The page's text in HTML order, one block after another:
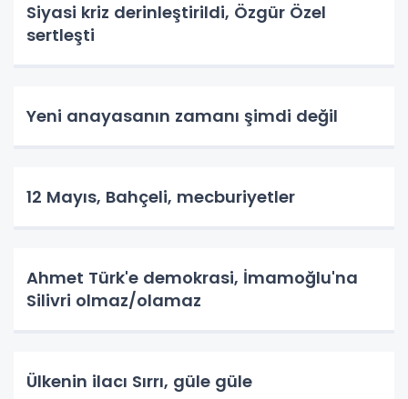
Siyasi kriz derinleştirildi, Özgür Özel
sertleşti
Yeni anayasanın zamanı şimdi değil
12 Mayıs, Bahçeli, mecburiyetler
Ahmet Türk'e demokrasi, İmamoğlu'na
Silivri olmaz/olamaz
Ülkenin ilacı Sırrı, güle güle